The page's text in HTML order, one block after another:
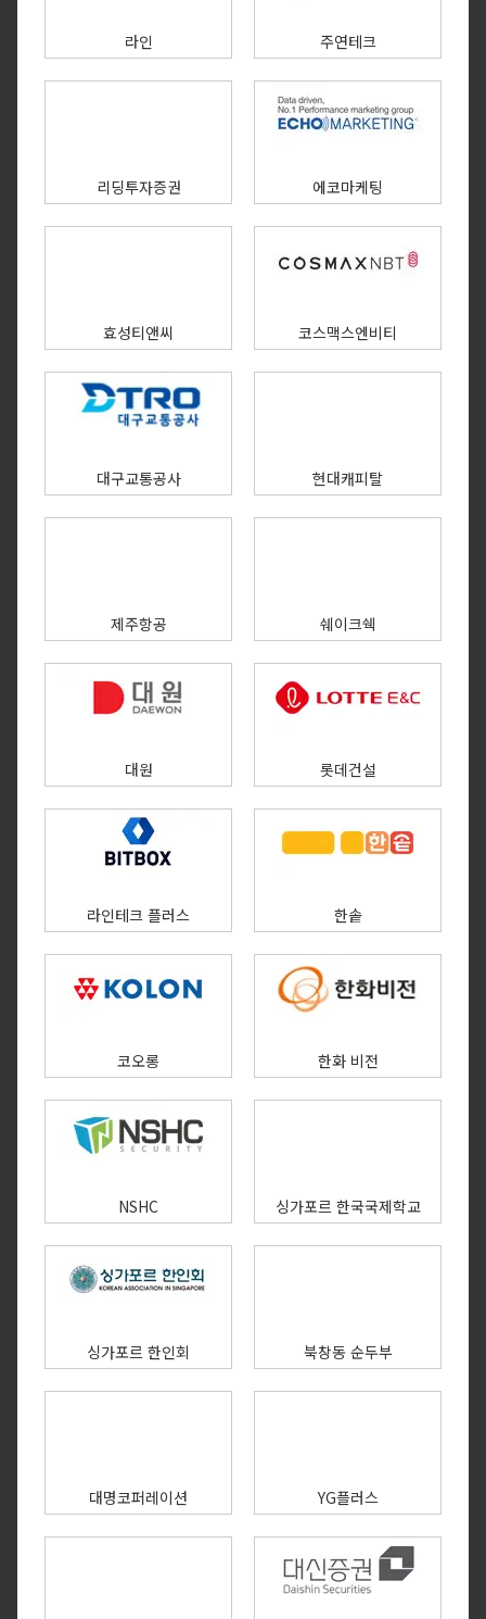
라인 주연테크
리딩투자증권 에코마케팅
효성티앤씨 코스맥스엔비티
대구교통공사 현대캐피탈
제주항공 쉐이크쉑
대원 롯데건설
라인테크 플러스 한솥
코오롱 한화 비전
NSHC 싱가포르 한국국제학교
싱가포르 한인회 북창동 순두부
대명코퍼레이션 YG플러스